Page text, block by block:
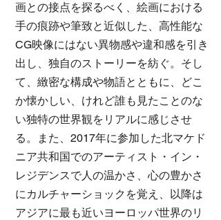
画との接点を探るべく、絵画における
手の痕跡や筆致と近似した、高性能な
CG映像にはない異物感や違和感を引き
出し、独自のストーリーを紡ぐ。そし
て、緻密な構成や物語とともに、どこ
か懐かしい、けれど誰も見たことのな
い独特の世界観をリアルに感じさせ
る。また、2017年に参加した北マケド
ニア共和国でのアーティスト・イン・
レジデンスで人の温かさ、心の豊かさ
にカルチャーショックを覚え、以降は
アジアに最も近いヨーロッパ世界のリ